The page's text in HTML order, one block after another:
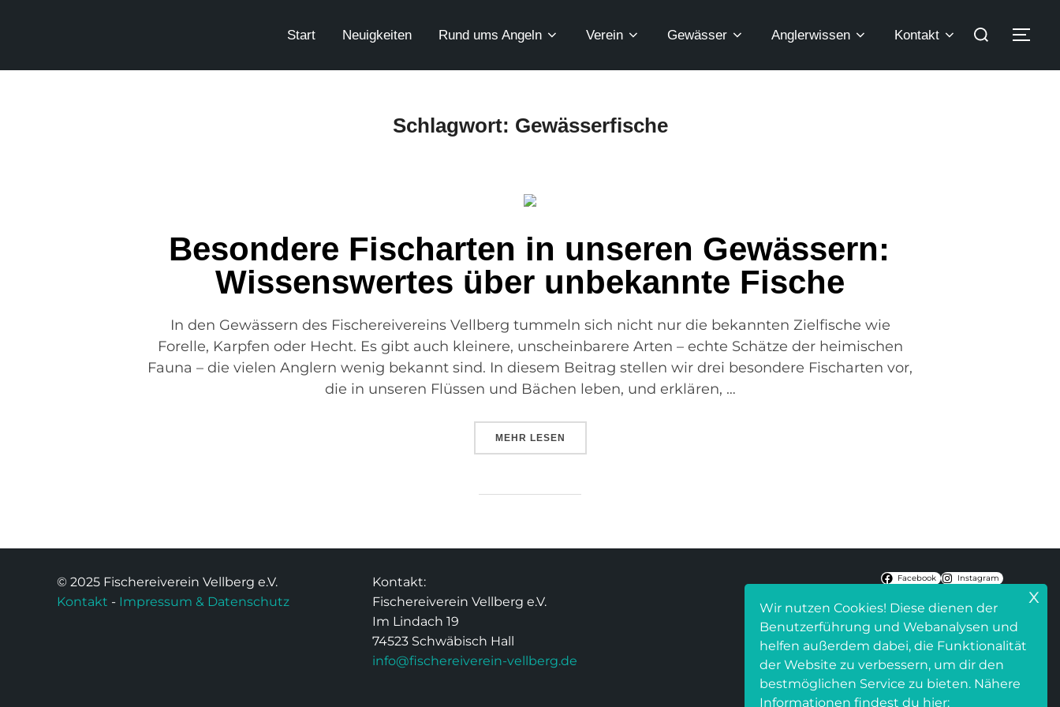
Start Neuigkeiten Rund ums Angeln Verein Gewässer Anglerwissen Kontakt
Schlagwort: Gewässerfische
Besondere Fischarten in unseren Gewässern:
Wissenswertes über unbekannte Fische
In den Gewässern des Fischereivereins Vellberg tummeln sich nicht nur die bekannten Zielfische wie
Forelle, Karpfen oder Hecht. Es gibt auch kleinere, unscheinbarere Arten – echte Schätze der heimischen
Fauna – die vielen Anglern wenig bekannt sind. In diesem Beitrag stellen wir drei besondere Fischarten vor,
die in unseren Flüssen und Bächen leben, und erklären, …
MEHR LESEN
© 2025 Fischereiverein Vellberg e.V.
Kontakt - Impressum & Datenschutz
Kontakt:
Fischereiverein Vellberg e.V.
Im Lindach 19
74523 Schwäbisch Hall
info@fischereiverein-vellberg.de
Facebook Instagram
Wir nutzen Cookies! Diese dienen der
Benutzerführung und Webanalysen und
helfen außerdem dabei, die Funktionalität
der Website zu verbessern, um dir den
bestmöglichen Service zu bieten. Nähere
Informationen findest du hier:
x